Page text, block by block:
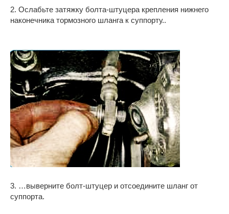
2. Ослабьте затяжку болта-штуцера крепления нижнего
наконечника тормозного шланга к суппорту..
3. …выверните болт-штуцер и отсоедините шланг от
суппорта.